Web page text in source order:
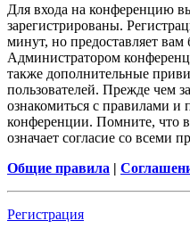
Для входа на конференцию
зарегистрированы.
минут, но предоставляет
Администратором
также дополнительные
пользователей. Прежде чем
ознакомиться с правилами
конференции. Помните, что
означает согласие со всеми
Общие правила |
Регистрация